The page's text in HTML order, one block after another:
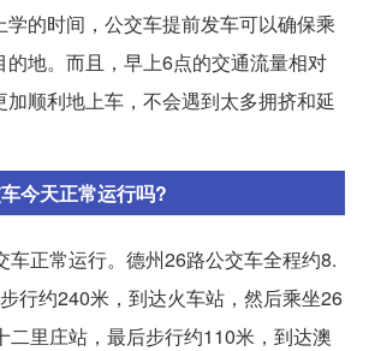
的时间，公交车提前发车可以确保乘
的地。而且，早上6点的交通流量相对
顺利地上车，不会遇到太多拥挤和延
今天正常运行吗?
车正常运行。德州26路公交车全程约8.
行约240米，到达火车站，然后乘坐26
二里庄站，最后步行约110米，到达澳